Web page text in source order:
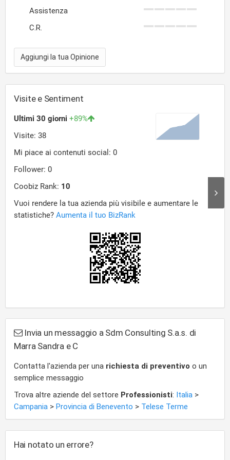
Assistenza
C.R.
Aggiungi la tua Opinione
Visite e Sentiment
Invia un messaggio a Sdm Consulting S.a.s. di
Marra Sandra e C
Contatta l'azienda per una richiesta di preventivo o un
semplice messaggio
Trova altre aziende del settore Professionisti: Italia >
Campania > Provincia di Benevento > Telese Terme
Hai notato un errore?